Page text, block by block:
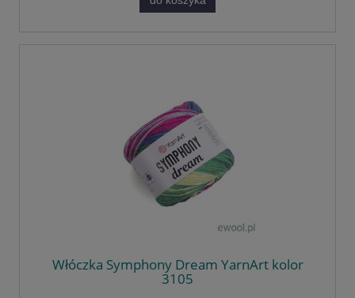
Włóczka Symphony Dream YarnArt kolor
3105